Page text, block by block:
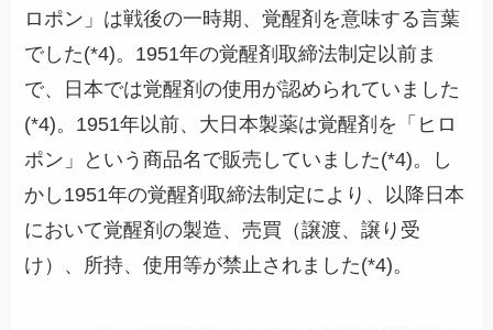
ロポン」は戦後の一時期、覚醒剤を意味する言葉
でした(*4)。1951年の覚醒剤取締法制定以前ま
で、日本では覚醒剤の使用が認められていました
(*4)。1951年以前、大日本製薬は覚醒剤を「ヒロ
ポン」という商品名で販売していました(*4)。し
かし1951年の覚醒剤取締法制定により、以降日本
において覚醒剤の製造、売買（譲渡、譲り受
け）、所持、使用等が禁止されました(*4)。